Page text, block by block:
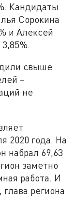
Кандидаты
Сорокина
и Алексей
свыше
–
не
2020 года. На
набрал 69,63
заметно
работа. И
региона